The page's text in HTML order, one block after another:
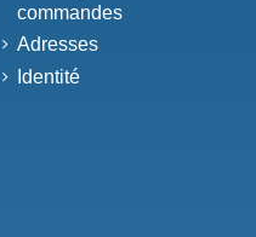
commandes
Adresses
Identité